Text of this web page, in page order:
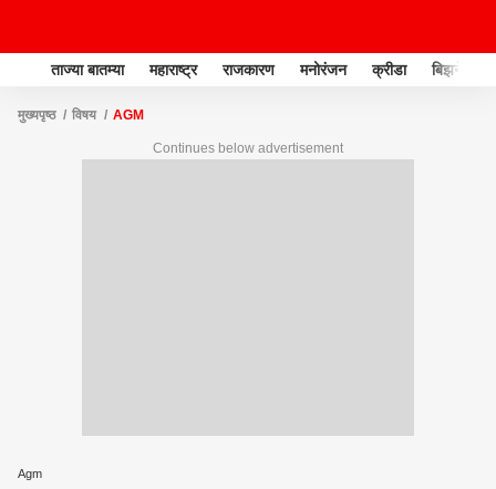
ताज्या बातम्या महाराष्ट्र राजकारण मनोरंजन क्रीडा बिझनेस
मुख्यपृष्ठ विषय AGM
Continues below advertisement
Agm